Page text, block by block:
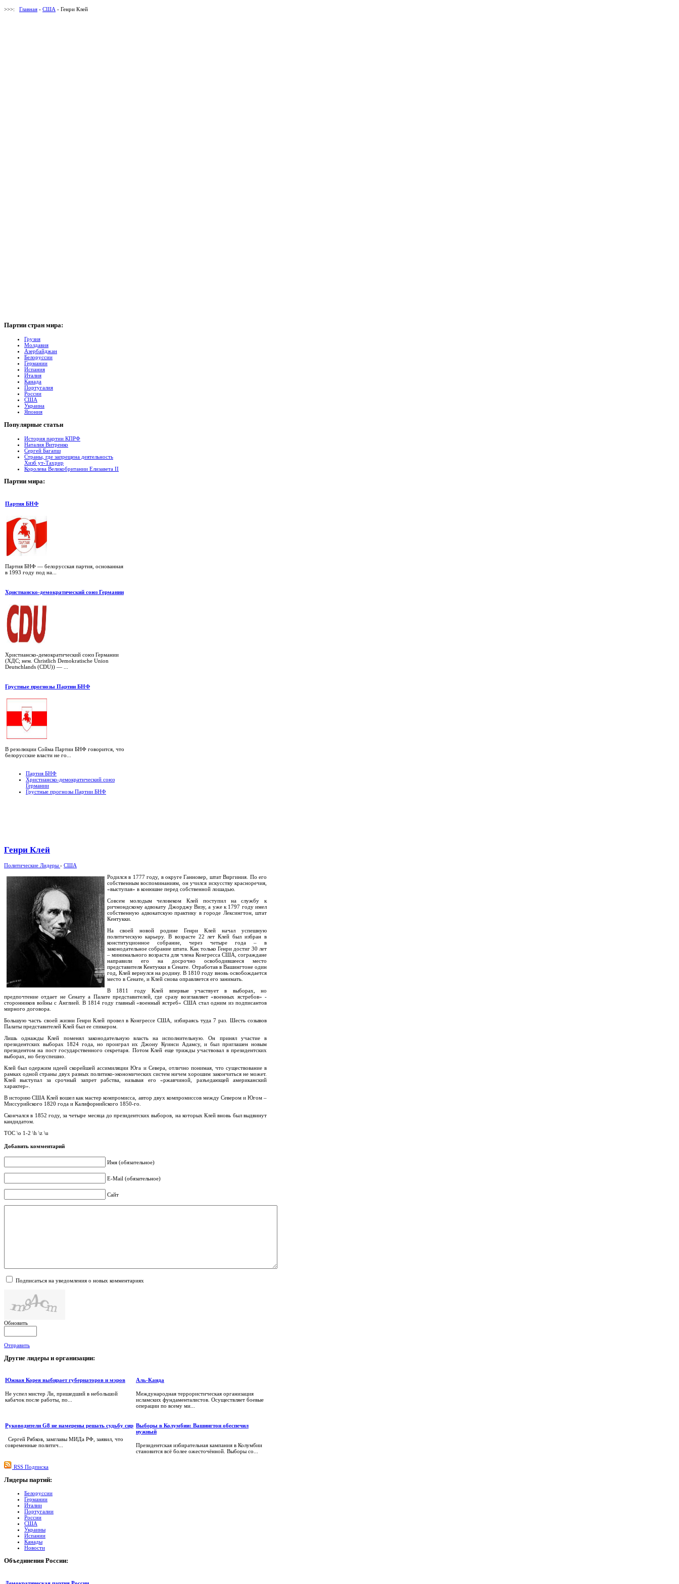
>>>: Главная - США - Генри Клей
Партии стран мира:
Грузия
Молдавия
Азербайджан
Белоруссии
Германии
Испания
Италия
Канада
Португалия
России
США
Украина
Япония
Популярные cтатьи
История партии КПРФ
Наталия Витренко
Сергей Багапш
Страны, где запрещена деятельность
Хизб ут-Тахрир
Королева Великобритании Елизавета II
Партии мира:
Партия БНФ
Партия БНФ — белорусская партия, основанная
в 1993 году под на...
Христианско-демократический союз Германии
Христианско-демократический союз Германии
(ХДС; нем. Christlich Demokratische Union
Deutschlands (CDU)) — ...
Грустные прогнозы Партии БНФ
В резолюции Сойма Партии БНФ говорится, что
белорусские власти не го...
Партия БНФ
Христианско-демократический союз
Германии
Грустные прогнозы Партии БНФ
Генри Клей
Политические Лидеры - США
Родился в 1777 году, в округе Ганновер, штат Виргиния. По его
собственным воспоминаниям, он учился искусству красноречия,
«выступая» в конюшне перед собственной лошадью.
Совсем молодым человеком Клей поступил на службу к
ричмондскому адвокату Джорджу Визу, а уже к 1797 году имел
собственную адвокатскую практику в городе Лексингтон, штат
Кентукки.
На своей новой родине Генри Клей начал успешную
политическую карьеру. В возрасте 22 лет Клей был избран в
конституционное собрание, через четыре года – в
законодательное собрание штата. Как только Генри достиг 30 лет
– минимального возраста для члена Конгресса США, сограждане
направили его на досрочно освободившееся место
представителя Кентукки в Сенате. Отработав в Вашингтоне один
год, Клей вернулся на родину. В 1810 году вновь освобождается
место в Сенате, и Клей снова оправляется его занимать.
В 1811 году Клей впервые участвует в выборах, но
предпочтение отдает не Сенату а Палате представителей, где сразу возглавляет «военных ястребов» -
сторонников войны с Англией. В 1814 году главный «военный ястреб» США стал одним из подписантов
мирного договора.
Большую часть своей жизни Генри Клей провел в Конгрессе США, избираясь туда 7 раз. Шесть созывов
Палаты представителей Клей был ее спикером.
Лишь однажды Клей поменял законодательную власть на исполнительную. Он принял участие в
президентских выборах 1824 года, но проиграл их Джону Куинси Адамсу, и был приглашен новым
президентом на пост государственного секретаря. Потом Клей еще трижды участвовал в президентских
выборах, но безуспешно.
Клей был одержим идеей скорейшей ассимиляции Юга и Севера, отлично понимая, что существование в
рамках одной страны двух разных политико-экономических систем ничем хорошим закончиться не может.
Клей выступал за срочный запрет рабства, называя его «ржавчиной, разъедающей американский
характер».
В историю США Клей вошел как мастер компромисса, автор двух компромиссов между Севером и Югом –
Миссурийского 1820 года и Калифорнийского 1850-го.
Скончался в 1852 году, за четыре месяца до президентских выборов, на которых Клей вновь был выдвинут
кандидатом.
TOC \o 1-2 \h \z \u
Добавить комментарий
Имя (обязательное)
E-Mail (обязательное)
Сайт
Подписаться на уведомления о новых комментариях
Обновить
Отправить
Другие лидеры и организации:
Южная Корея выбирает губернаторов и мэров
Не успел мистер Ли, пришедший в небольшой
кабачок после работы, по...
Аль-Каида
Международная террористическая организация
исламских фундаменталистов. Осуществляет боевые
операции по всему ми...
Руководители G8 не намерены решать судьбу сир
Сергей Рябков, замглавы МИДа РФ, заявил, что
современные политич...
Выборы в Колумбии: Вашингтон обеспечил
нужный
Президентская избирательная кампания в Колумбии
становится всё более ожесточённой. Выборы со...
RSS Подписка
Лидеры партий:
Белоруссии
Германии
Италии
Португалии
России
США
Украины
Испании
Канады
Новости
Объединения России: